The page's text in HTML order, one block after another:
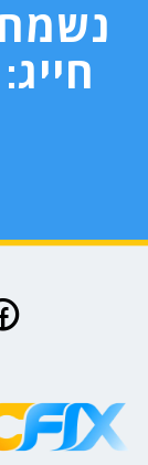
חייג: 050-2505034